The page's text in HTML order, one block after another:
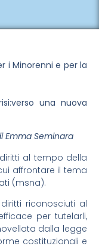
i Minorenni e per la
una nuova
Emma Seminara
al tempo della
affrontare il tema
(msna).
riconosciuti al
per tutelarli,
dalla legge
costituzionali e